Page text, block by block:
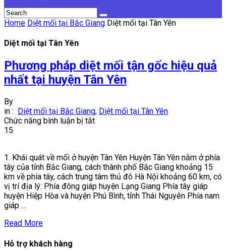
Home Diệt mối tại Bắc Giang Diệt mối tại Tân Yên
Diệt mối tại Tân Yên
Phương pháp diệt mối tận gốc hiệu quả
nhất tại huyện Tân Yên
By
in :
Diệt mối tại Bắc Giang, Diệt mối tại Tân Yên
Chức năng bình luận bị tắtở
mối
tận
gốc
hiệu
quả
15
1. Khái quát về mối ở huyện Tân Yên Huyện Tân Yên nằm ở phía
tây của tỉnh Bắc Giang, cách thành phố Bắc Giang khoảng 15
km về phía tây, cách trung tâm thủ đô Hà Nội khoảng 60 km, có
vị trí địa lý: Phía đông giáp huyện Lạng Giang Phía tây giáp
huyện Hiệp Hòa và huyện Phú Bình, tỉnh Thái Nguyên Phía nam
giáp …
Read More
Hỗ trợ khách hàng